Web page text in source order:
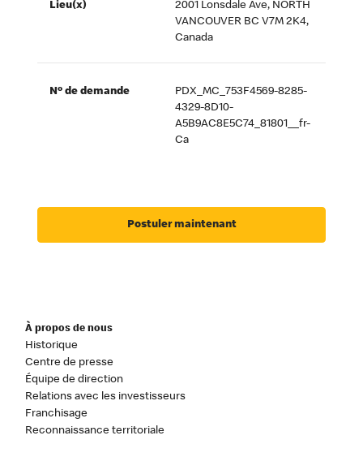
Lieu(x)
2001 Lonsdale Ave, NORTH
VANCOUVER BC V7M 2K4,
Canada
Nº de demande
PDX_MC_753F4569-8285-
4329-8D10-
A5B9AC8E5C74_81801__fr-
Ca
Postuler maintenant
À propos de nous
Historique
Centre de presse
Équipe de direction
Relations avec les investisseurs
Franchisage
Reconnaissance territoriale